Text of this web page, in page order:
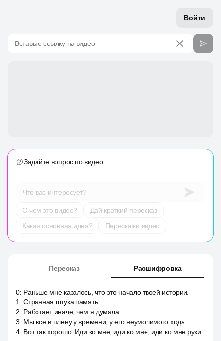
Войти
Вставьте ссылку на видео
Задайте вопрос по видео
Что вас интересует?
О чем это видео?
Дай краткий пересказ
Какая основная идея?
Перескажи видео
Пересказ Расшифровка
0: Раньше мне казалось, что это начало твоей истории.
1 :Странная штука память.
2: Работает иначе, чем я думала.
3: Мы все в плену у времени, у его неумолимого хода.
4: Вот так хорошо. Иди ко мне, иди ко мне, иди ко мне руки